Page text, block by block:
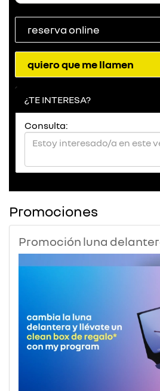
reserva online
quiero que me llamen
¿TE INTERESA?
Consulta:
Promociones
Promoción luna